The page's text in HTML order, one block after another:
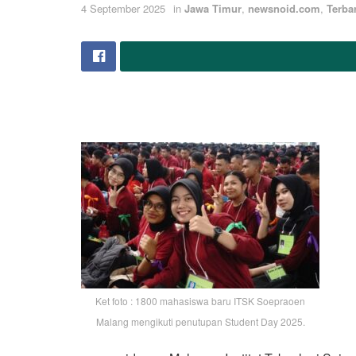
4 September 2025 in Jawa Timur, newsnoid.com,
Ket foto : 1800 mahasiswa baru ITSK Soepraoen
Malang mengikuti penutupan Student Day 2025.